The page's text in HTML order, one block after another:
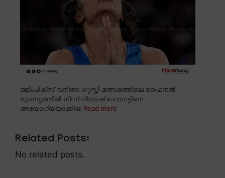
ഒളിംപിക്സ് വനിതാ ഗുസ്തി മത്സരത്തിലെ ഫൈനൽ
മുന്നേറ്റത്തിൽ നിന്ന് വിനേഷ് ഫോഗട്ടിനെ
അയോഗ്യയാക്കിയ Read more
Related Posts:
No related posts.